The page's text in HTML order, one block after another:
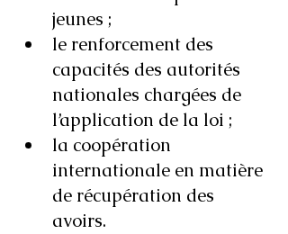
jeunes ;
le renforcement des
capacités des autorités
nationales chargées de
l’application de la loi ;
la coopération
internationale en matière
de récupération des
avoirs.